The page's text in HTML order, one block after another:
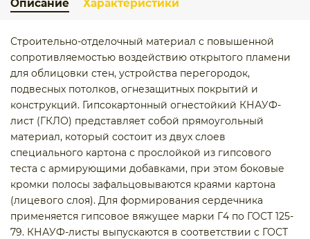
Описание Характеристики
Строительно-отделочный материал с повышенной
сопротивляемостью воздействию открытого пламени
для облицовки стен, устройства перегородок,
подвесных потолков, огнезащитных покрытий и
конструкций. Гипсокартонный огнестойкий КНАУФ-
лист (ГКЛО) представляет собой прямоугольный
материал, который состоит из двух слоев
специального картона с прослойкой из гипсового
теста с армирующими добавками, при этом боковые
кромки полосы зафальцовываются краями картона
(лицевого слоя). Для формирования сердечника
применяется гипсовое вяжущее марки Г4 по ГОСТ 125-
79. КНАУФ-листы выпускаются в соответствии с ГОСТ